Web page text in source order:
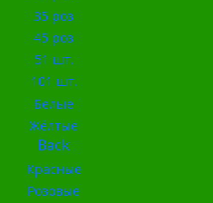
35 роз
45 роз
51 шт.
101 шт.
Белые
Жёлтые
Back
Красные
Розовые